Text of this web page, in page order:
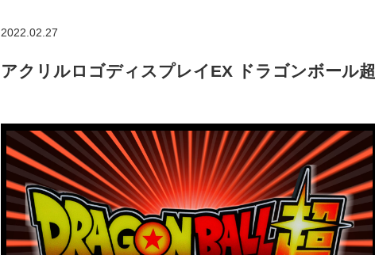
2022.02.27
アクリルロゴディスプレイEX ドラゴンボール超